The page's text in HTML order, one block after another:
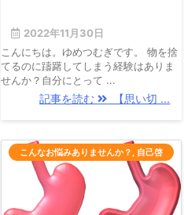
2022年11月30日
こんにちは。ゆめつむぎです。 物を捨
てるのに躊躇してしまう経験はありま
せんか？自分にとって ...
記事を読む 【思い切 ...
こんなお悩みありませんか？ , 自己啓